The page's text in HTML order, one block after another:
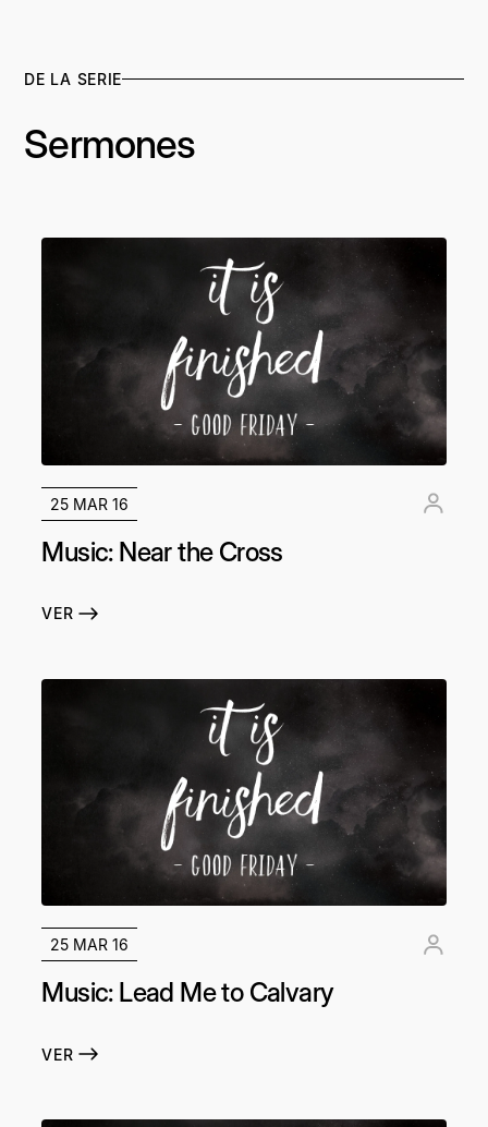
DE LA SERIE
Sermones
25 MAR 16
Music: Near the Cross
VER
25 MAR 16
Music: Lead Me to Calvary
VER